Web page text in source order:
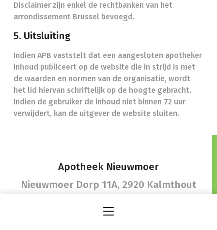
Disclaimer zijn enkel de rechtbanken van het
arrondissement Brussel bevoegd.
5. Uitsluiting
Indien APB vaststelt dat een aangesloten apotheker
inhoud publiceert op de website die in strijd is met
de waarden en normen van de organisatie, wordt
het lid hiervan schriftelijk op de hoogte gebracht.
Indien de gebruiker de inhoud niet binnen 72 uur
verwijdert, kan de uitgever de website sluiten.
Apotheek Nieuwmoer
Nieuwmoer Dorp 11A, 2920 Kalmthout